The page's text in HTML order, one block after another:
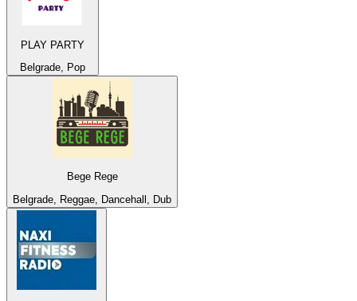
PLAY PARTY
Belgrade, Pop
Bege Rege
Belgrade, Reggae, Dancehall, Dub